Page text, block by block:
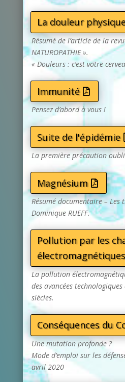
La douleur
Résumé de l’article de la
NATUROPATHIE ».
« Douleurs : c’est votre
Immunité
Pensez d’abord à vous !
Suite de l'épidémie
La première précaution
Magnésium
Résumé documentaire – Les
Dominique RUEFF.
Pollution par les
La pollution
des avancées
siècles.
Conséquences du
Une mutation profonde ?
Mode d’emploi sur les
avril 2020